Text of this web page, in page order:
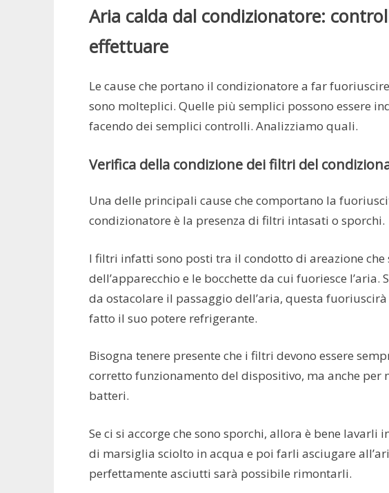
Aria calda dal condizionatore:
effettuare
Le cause che portano il condizionatore a far
sono molteplici. Quelle più semplici possono essere
facendo dei semplici controlli. Analizziamo quali.
Verifica della condizione dei filtri del
Una delle principali cause che comportano la
condizionatore è la presenza di filtri intasati o sporchi.
I filtri infatti sono posti tra il condotto di areazione
dell’apparecchio e le bocchette da cui fuoriesce
da ostacolare il passaggio dell’aria, questa
fatto il suo potere refrigerante.
Bisogna tenere presente che i filtri devono essere
corretto funzionamento del dispositivo, ma anche per
batteri.
Se ci si accorge che sono sporchi, allora è bene lavarli
di marsiglia sciolto in acqua e poi farli asciugare
perfettamente asciutti sarà possibile rimontarli.